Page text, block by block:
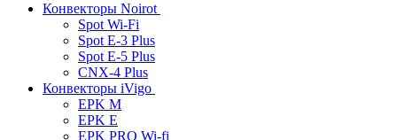
Конвекторы Noirot
Spot Wi-Fi
Spot E-3 Plus
Spot E-5 Plus
CNX-4 Plus
Конвекторы iVigo
EPK M
EPK E
EPK PRO Wi-fi